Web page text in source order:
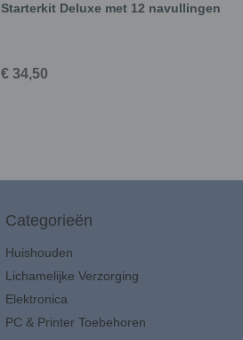
Starterkit Deluxe met 12 navullingen
€ 34,50
Categorieën
Huishouden
Lichamelijke Verzorging
Elektronica
PC & Printer Toebehoren